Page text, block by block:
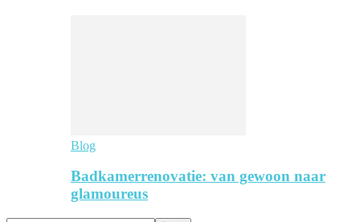
Blog
Badkamerrenovatie: van gewoon naar
glamoureus